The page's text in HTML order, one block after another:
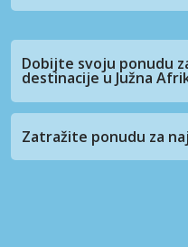
Dobijte svoju ponudu
destinacije u Južna
Zatražite ponudu za